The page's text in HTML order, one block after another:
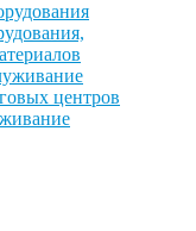
центров